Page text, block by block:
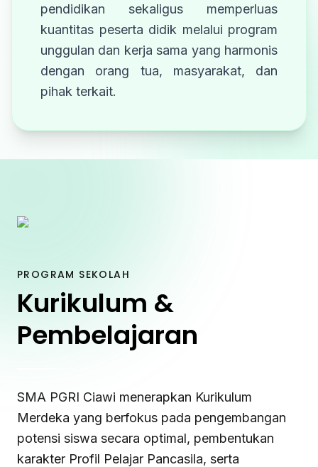
pendidikan sekaligus memperluas
kuantitas peserta didik melalui program
unggulan dan kerja sama yang harmonis
dengan orang tua, masyarakat, dan
pihak terkait.
PROGRAM SEKOLAH
Kurikulum &
Pembelajaran
SMA PGRI Ciawi menerapkan Kurikulum
Merdeka yang berfokus pada pengembangan
potensi siswa secara optimal, pembentukan
karakter Profil Pelajar Pancasila, serta